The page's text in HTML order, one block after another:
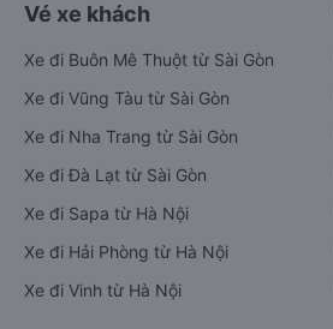
Vé xe khách
Xe đi Buôn Mê Thuột từ Sài Gòn
Xe đi Vũng Tàu từ Sài Gòn
Xe đi Nha Trang từ Sài Gòn
Xe đi Đà Lạt từ Sài Gòn
Xe đi Sapa từ Hà Nội
Xe đi Hải Phòng từ Hà Nội
Xe đi Vinh từ Hà Nội